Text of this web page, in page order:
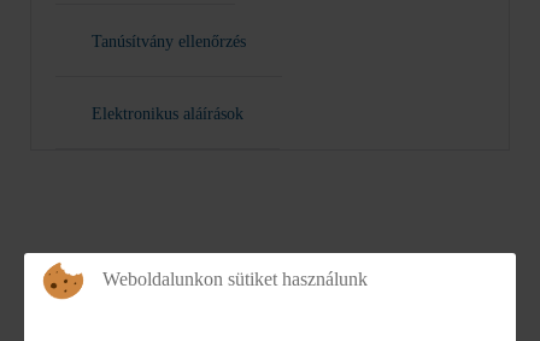
Tanúsítvány ellenőrzés
Elektronikus aláírások
Weboldalunkon sütiket használunk